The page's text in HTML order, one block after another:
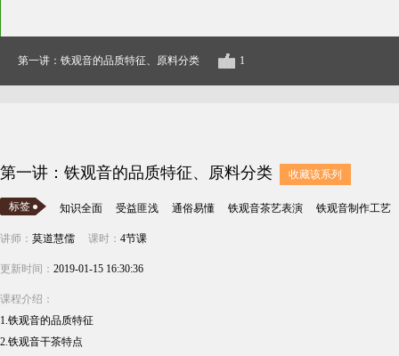
第一讲：铁观音的品质特征、原料分类 1
第一讲：铁观音的品质特征、原料分类 收藏该系列
标签 知识全面 受益匪浅 通俗易懂 铁观音茶艺表演 铁观音制作工艺
讲师： 莫道慧儒 课时： 4节课
更新时间： 2019-01-15 16:30:36
课程介绍：
1.铁观音的品质特征
2.铁观音干茶特点